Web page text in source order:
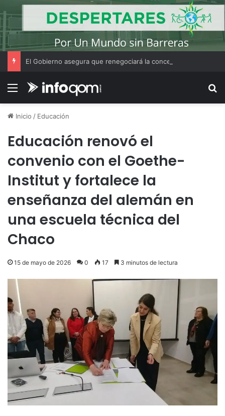
Menú
Inicio / Educación
Educación renovó el
convenio con el Goethe-
Institut y fortalece la
enseñanza del alemán en
una escuela técnica del
Chaco
15 de mayo de 2026 0 17 3 minutos de lectura